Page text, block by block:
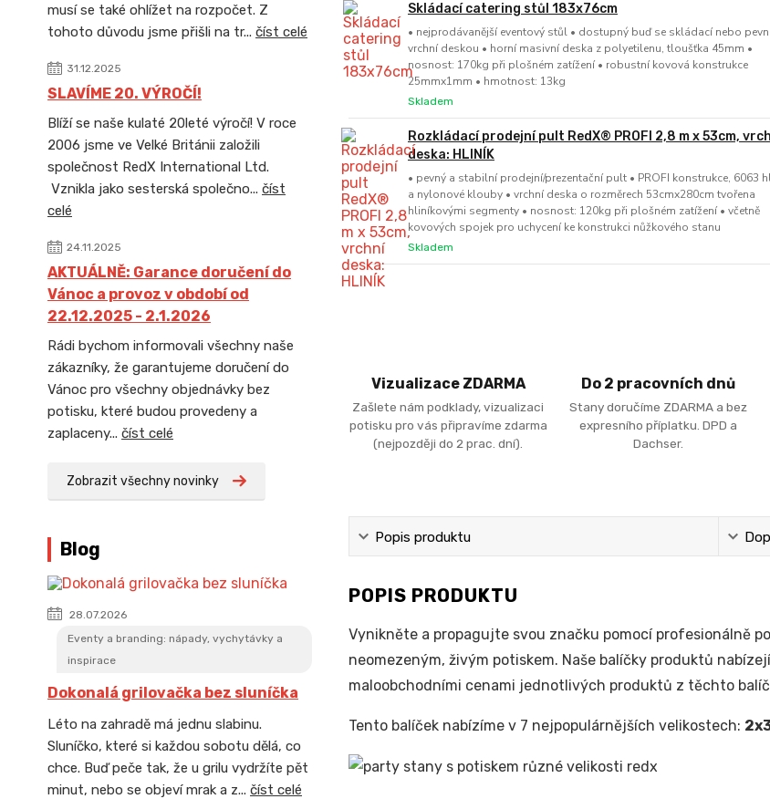
musí se také ohlížet na rozpočet. Z
tohoto důvodu jsme přišli na tr... číst celé
31.12.2025
SLAVÍME 20. VÝROČÍ!
Blíží se naše kulaté 20leté výročí! V roce
2006 jsme ve Velké Británii založili
společnost RedX International Ltd.
Vznikla jako sesterská společno... číst
celé
24.11.2025
AKTUÁLNĚ: Garance doručení do
Vánoc a provoz v období od
22.12.2025 - 2.1.2026
Rádi bychom informovali všechny naše
zákazníky, že garantujeme doručení do
Vánoc pro všechny objednávky bez
potisku, které budou provedeny a
zaplaceny... číst celé
Zobrazit všechny novinky
Blog
28.07.2026
Eventy a branding: nápady, vychytávky a
inspirace
Dokonalá grilovačka bez sluníčka
Léto na zahradě má jednu slabinu.
Sluníčko, které si každou sobotu dělá, co
chce. Buď peče tak, že u grilu vydržíte pět
minut, nebo se objeví mrak a z... číst celé
Skládací catering stůl 183x76cm
• nejprodávanější eventový stůl • dostupný buď se skládací nebo
vrchní deskou • horní masivní deska z polyetilenu, tloušťka 45mm •
nosnost: 170kg při plošném zatížení • robustní kovová konstrukce
25mmx1mm • hmotnost: 13kg
Skladem
Rozkládací prodejní pult RedX® PROFI 2,8 m x 53cm,
deska: HLINÍK
• pevný a stabilní prodejní/prezentační pult • PROFI konstrukce, 6063
a nylonové klouby • vrchní deska o rozměrech 53cmx280cm tvořena
hliníkovými segmenty • nosnost: 120kg při plošném zatížení • včetně
kovových spojek pro uchycení ke konstrukci nůžkového stanu
Skladem
Vizualizace ZDARMA
Zašlete nám podklady, vizualizaci
potisku pro vás připravíme zdarma
(nejpozději do 2 prac. dní).
Do 2 pracovních dnů
Stany doručíme ZDARMA a bez
expresního příplatku. DPD a
Dachser.
Popis produktu
POPIS PRODUKTU
Vynikněte a propagujte svou značku pomocí profesionálně
neomezeným, živým potiskem. Naše balíčky produktů
maloobchodními cenami jednotlivých produktů z těchto
Tento balíček nabízíme v 7 nejpopulárnějších velikostech: